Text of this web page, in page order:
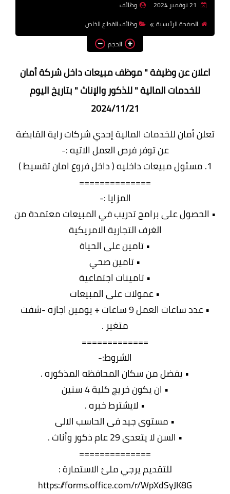
بالجامعات والمعاهد
اخبار
وظائف
الصفحة الرئيسية
وظائف القطاع الخاص
الحجم
اعلان عن وظيفة " موظف مبيعات داخل شركة أمان
للخدمات المالية " للذكور والإناث " بتاريخ اليوم
2024/11/21
تعلن أمان للخدمات المالية إحدي شركات راية القابضة
عن توفر فرص العمل الاتيه :-
1. مسئول مبيعات داخليه ( داخل فروع امان تقسيط )
==============
المزايا :-
• الحصول على برامج تدريب في المبيعات معتمدة من
الغرف التجارية الامريكية
• تامين على الحياة
• تامين صحي
• تامينات اجتماعية
• عمولات على المبيعات
• عدد ساعات العمل 9 ساعات + يومين اجازه -شفت
متغير .
=============
الشروط:-
• يفضل من سكان المحافظه المذكوره .
• ان يكون خريج كلية 4 سنين
• لايشترط خبره .
• مستوى جيد فى الحاسب الالى
• السن لا يتعدى 29 عام ذكور وأناث .
==============
للتقديم يرجي ملئ الاستمارة :
https://forms.office.com/r/WpXdSyJK8G